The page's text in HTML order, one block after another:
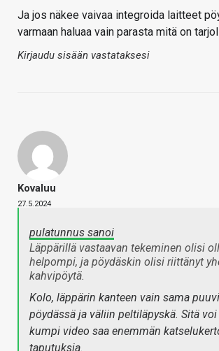
Ja jos näkee vaivaa integroida laitteet
varmaan haluaa vain parasta mitä on
Kirjaudu sisään vastataksesi
Kovaluu
27.5.2024
pulatunnus sanoi
Läppärillä vastaavan tekeminen olisi
helpompi, ja pöydäskin olisi riittänyt
kahvipöytä.
Kolo, läppärin kanteen vain sama
pöydässä ja väliin peltiläpyskä. Sitä
kumpi video saa enemmän
taputuksia.